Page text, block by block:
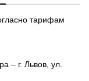
тарифам
– г. Львов, ул.